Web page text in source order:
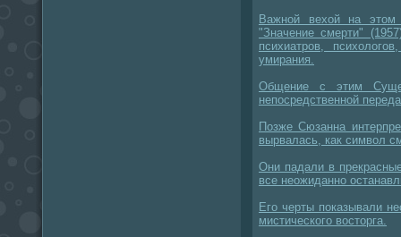
Важной вехой на этом
"Значение смерти"
психиатров,
умирания.
Общение с этим
непосредственной
Позже Сюзанна
вырвалась, как символ
Они падали в
все неожиданно
Его черты показывали
мистического восторга.